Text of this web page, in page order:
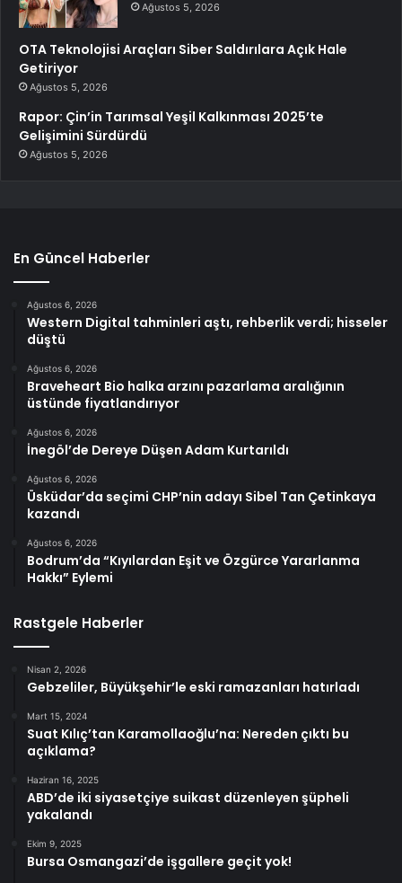
Ağustos 5, 2026
OTA Teknolojisi Araçları Siber Saldırılara Açık Hale
Getiriyor
Ağustos 5, 2026
Rapor: Çin’in Tarımsal Yeşil Kalkınması 2025’te
Gelişimini Sürdürdü
Ağustos 5, 2026
En Güncel Haberler
Ağustos 6, 2026
Western Digital tahminleri aştı, rehberlik verdi; hisseler
düştü
Ağustos 6, 2026
Braveheart Bio halka arzını pazarlama aralığının
üstünde fiyatlandırıyor
Ağustos 6, 2026
İnegöl’de Dereye Düşen Adam Kurtarıldı
Ağustos 6, 2026
Üsküdar’da seçimi CHP’nin adayı Sibel Tan Çetinkaya
kazandı
Ağustos 6, 2026
Bodrum’da “Kıyılardan Eşit ve Özgürce Yararlanma
Hakkı” Eylemi
Rastgele Haberler
Nisan 2, 2026
Gebzeliler, Büyükşehir’le eski ramazanları hatırladı
Mart 15, 2024
Suat Kılıç’tan Karamollaoğlu’na: Nereden çıktı bu
açıklama?
Haziran 16, 2025
ABD’de iki siyasetçiye suikast düzenleyen şüpheli
yakalandı
Ekim 9, 2025
Bursa Osmangazi’de işgallere geçit yok!